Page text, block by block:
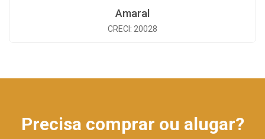
Amaral
CRECI: 20028
Precisa comprar ou alugar?